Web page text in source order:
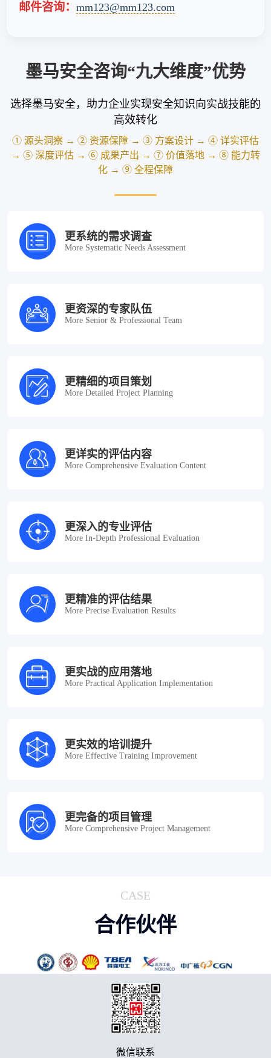
邮件咨询：mm123@mm123.com
墨马安全咨询“九大维度”优势
选择墨马安全，助力企业实现安全知识向实战技能的
高效转化
① 源头洞察 → ② 资源保障 → ③ 方案设计 → ④ 详实评估
→ ⑤ 深度评估 → ⑥ 成果产出 → ⑦ 价值落地 → ⑧ 能力转
化 → ⑨ 全程保障
更系统的需求调查
More Systematic Needs Assessment
更资深的专家队伍
More Senior & Professional Team
更精细的项目策划
More Detailed Project Planning
更详实的评估内容
More Comprehensive Evaluation Content
更深入的专业评估
More In-Depth Professional Evaluation
更精准的评估结果
More Precise Evaluation Results
更实战的应用落地
More Practical Application Implementation
更实效的培训提升
More Effective Training Improvement
更完备的项目管理
More Comprehensive Project Management
CASE
合作伙伴
微信联系